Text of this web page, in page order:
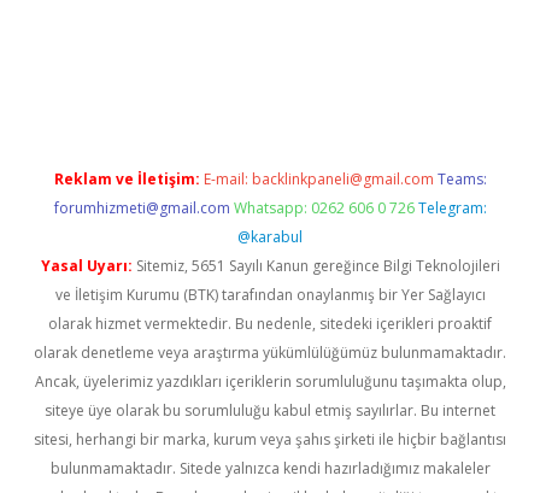
Reklam ve İletişim: E-mail: backlinkpaneli@gmail.com Teams:
forumhizmeti@gmail.com Whatsapp: 0262 606 0 726 Telegram:
@karabul
Yasal Uyarı: Sitemiz, 5651 Sayılı Kanun gereğince Bilgi Teknolojileri
ve İletişim Kurumu (BTK) tarafından onaylanmış bir Yer Sağlayıcı
olarak hizmet vermektedir. Bu nedenle, sitedeki içerikleri proaktif
olarak denetleme veya araştırma yükümlülüğümüz bulunmamaktadır.
Ancak, üyelerimiz yazdıkları içeriklerin sorumluluğunu taşımakta olup,
siteye üye olarak bu sorumluluğu kabul etmiş sayılırlar. Bu internet
sitesi, herhangi bir marka, kurum veya şahıs şirketi ile hiçbir bağlantısı
bulunmamaktadır. Sitede yalnızca kendi hazırladığımız makaleler